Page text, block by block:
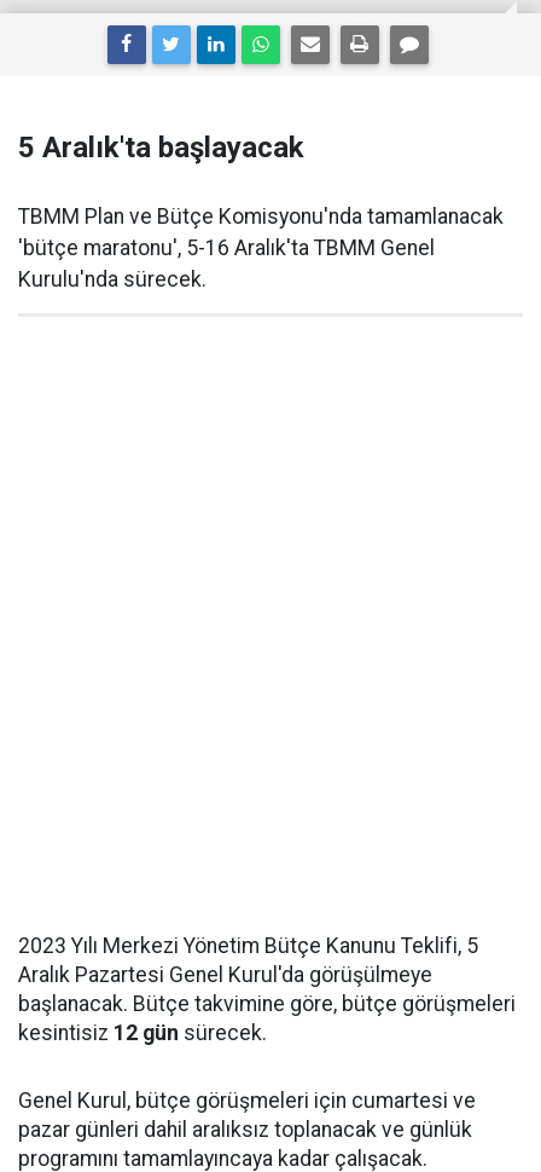
5 Aralık'ta başlayacak
TBMM Plan ve Bütçe Komisyonu'nda tamamlanacak
'bütçe maratonu', 5-16 Aralık'ta TBMM Genel
Kurulu'nda sürecek.
2023 Yılı Merkezi Yönetim Bütçe Kanunu Teklifi, 5
Aralık Pazartesi Genel Kurul'da görüşülmeye
başlanacak. Bütçe takvimine göre, bütçe görüşmeleri
kesintisiz 12 gün sürecek.
Genel Kurul, bütçe görüşmeleri için cumartesi ve
pazar günleri dahil aralıksız toplanacak ve günlük
programını tamamlayıncaya kadar çalışacak.